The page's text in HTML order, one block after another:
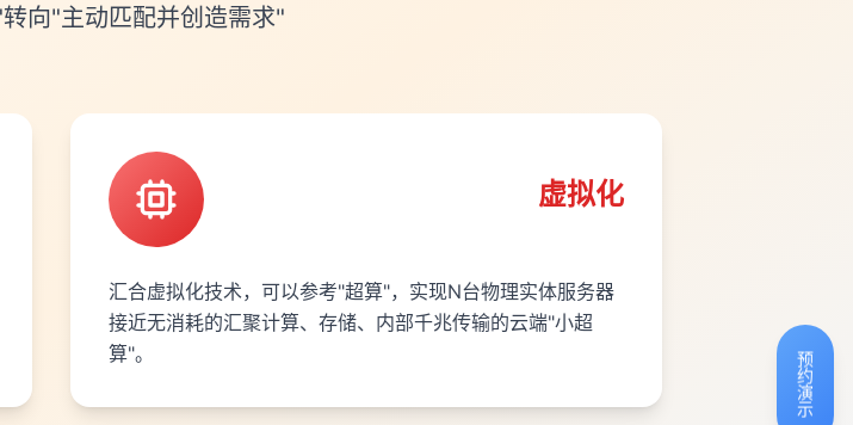
向"主动匹配并创造需求"
虚拟化
汇合虚拟化技术，可以参考"超算"，实现N台物理实体服务器
接近无消耗的汇聚计算、存储、内部千兆传输的云端"小超
算"。
预约演示